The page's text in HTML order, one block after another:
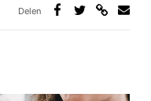
Delen